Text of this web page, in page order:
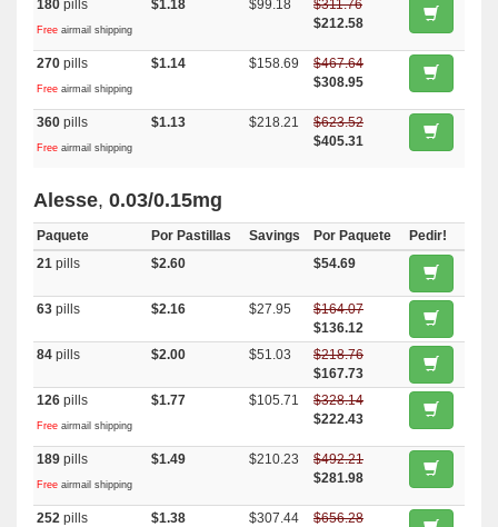
180 pills
Free airmail shipping
$1.18 $99.18
$311.76
$212.58
270 pills
Free airmail shipping
$1.14 $158.69
$467.64
$308.95
360 pills
Free airmail shipping
$1.13 $218.21
$623.52
$405.31
Alesse, 0.03/0.15mg
Paquete Por Pastillas Savings Por Paquete
Pedir!
21 pills $2.60 $54.69
63 pills $2.16 $27.95
$164.07
$136.12
84 pills $2.00 $51.03
$218.76
$167.73
126 pills
Free airmail shipping
$1.77 $105.71
$328.14
$222.43
189 pills
Free airmail shipping
$1.49 $210.23
$492.21
$281.98
252 pills $1.38 $307.44
$656.28